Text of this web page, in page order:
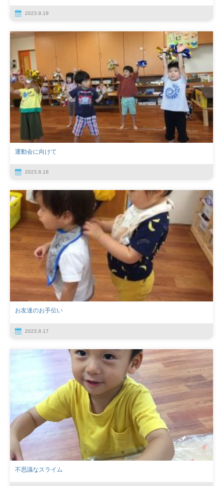
2023.8.19
運動会に向けて
2023.8.18
お友達のお手伝い
2023.8.17
不思議なスライム